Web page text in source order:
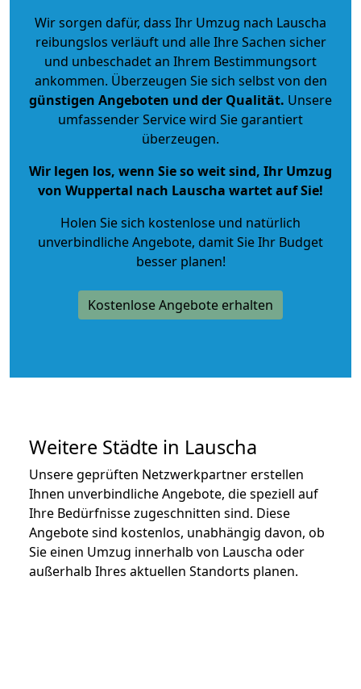
Wir sorgen dafür, dass Ihr Umzug nach Lauscha
reibungslos verläuft und alle Ihre Sachen sicher
und unbeschadet an Ihrem Bestimmungsort
ankommen. Überzeugen Sie sich selbst von den
günstigen Angeboten und der Qualität. Unsere
umfassender Service wird Sie garantiert
überzeugen.
Wir legen los, wenn Sie so weit sind, Ihr Umzug
von Wuppertal nach Lauscha wartet auf Sie!
Holen Sie sich kostenlose und natürlich
unverbindliche Angebote, damit Sie Ihr Budget
besser planen!
Kostenlose Angebote erhalten
Weitere Städte in Lauscha
Unsere geprüften Netzwerkpartner erstellen
Ihnen unverbindliche Angebote, die speziell auf
Ihre Bedürfnisse zugeschnitten sind. Diese
Angebote sind kostenlos, unabhängig davon, ob
Sie einen Umzug innerhalb von Lauscha oder
außerhalb Ihres aktuellen Standorts planen.